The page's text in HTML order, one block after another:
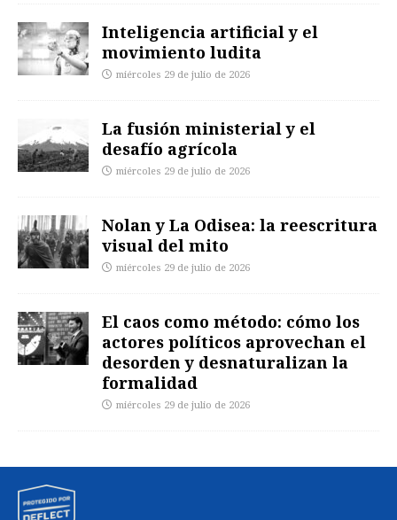
Inteligencia artificial y el
movimiento ludita
miércoles 29 de julio de 2026
La fusión ministerial y el
desafío agrícola
miércoles 29 de julio de 2026
Nolan y La Odisea: la reescritura
visual del mito
miércoles 29 de julio de 2026
El caos como método: cómo los
actores políticos aprovechan el
desorden y desnaturalizan la
formalidad
miércoles 29 de julio de 2026